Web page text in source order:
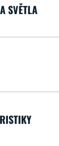
SVĚTLA